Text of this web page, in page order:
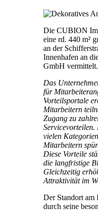
Die CUBION
eine rd. 440 m²
an der
Innenhafen an
GmbH vermittelt.
Das
für
Vorteilsportale
Mitarbeitern
Zugang zu
Servicevorteilen.
vielen
Mitarbeitern
Diese Vorteile
die langfristige
Gleichzeitig
Attraktivität im
Der Standort am
durch seine